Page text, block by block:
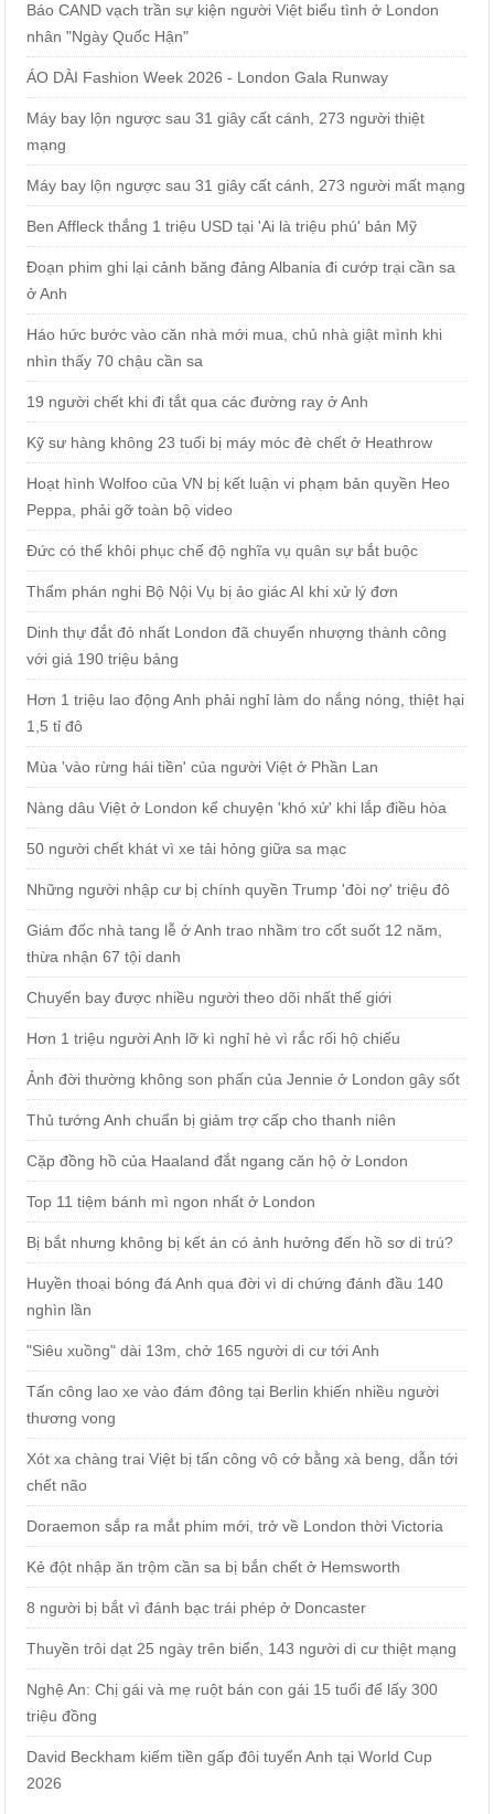
Báo CAND vạch trần sự kiện người Việt biểu tình ở London
nhân "Ngày Quốc Hận"
ÁO DÀI Fashion Week 2026 - London Gala Runway
Máy bay lộn ngược sau 31 giây cất cánh, 273 người thiệt
mạng
Máy bay lộn ngược sau 31 giây cất cánh, 273 người mất mạng
Ben Affleck thắng 1 triệu USD tại 'Ai là triệu phú' bản Mỹ
Đoạn phim ghi lại cảnh băng đảng Albania đi cướp trại cần sa
ở Anh
Háo hức bước vào căn nhà mới mua, chủ nhà giật mình khi
nhìn thấy 70 chậu cần sa
19 người chết khi đi tắt qua các đường ray ở Anh
Kỹ sư hàng không 23 tuổi bị máy móc đè chết ở Heathrow
Hoạt hình Wolfoo của VN bị kết luận vi phạm bản quyền Heo
Peppa, phải gỡ toàn bộ video
Đức có thể khôi phục chế độ nghĩa vụ quân sự bắt buộc
Thẩm phán nghi Bộ Nội Vụ bị ảo giác AI khi xử lý đơn
Dinh thự đắt đỏ nhất London đã chuyển nhượng thành công
với giá 190 triệu bảng
Hơn 1 triệu lao động Anh phải nghỉ làm do nắng nóng, thiệt hại
1,5 tỉ đô
Mùa 'vào rừng hái tiền' của người Việt ở Phần Lan
Nàng dâu Việt ở London kể chuyện 'khó xử' khi lắp điều hòa
50 người chết khát vì xe tải hỏng giữa sa mạc
Những người nhập cư bị chính quyền Trump 'đòi nợ' triệu đô
Giám đốc nhà tang lễ ở Anh trao nhầm tro cốt suốt 12 năm,
thừa nhận 67 tội danh
Chuyến bay được nhiều người theo dõi nhất thế giới
Hơn 1 triệu người Anh lỡ kì nghỉ hè vì rắc rối hộ chiếu
Ảnh đời thường không son phấn của Jennie ở London gây sốt
Thủ tướng Anh chuẩn bị giảm trợ cấp cho thanh niên
Cặp đồng hồ của Haaland đắt ngang căn hộ ở London
Top 11 tiệm bánh mì ngon nhất ở London
Bị bắt nhưng không bị kết án có ảnh hưởng đến hồ sơ di trú?
Huyền thoại bóng đá Anh qua đời vì di chứng đánh đầu 140
nghìn lần
"Siêu xuồng" dài 13m, chở 165 người di cư tới Anh
Tấn công lao xe vào đám đông tại Berlin khiến nhiều người
thương vong
Xót xa chàng trai Việt bị tấn công vô cớ bằng xà beng, dẫn tới
chết não
Doraemon sắp ra mắt phim mới, trở về London thời Victoria
Kẻ đột nhập ăn trộm cần sa bị bắn chết ở Hemsworth
8 người bị bắt vì đánh bạc trái phép ở Doncaster
Thuyền trôi dạt 25 ngày trên biển, 143 người di cư thiệt mạng
Nghệ An: Chị gái và mẹ ruột bán con gái 15 tuổi để lấy 300
triệu đồng
David Beckham kiếm tiền gấp đôi tuyển Anh tại World Cup
2026